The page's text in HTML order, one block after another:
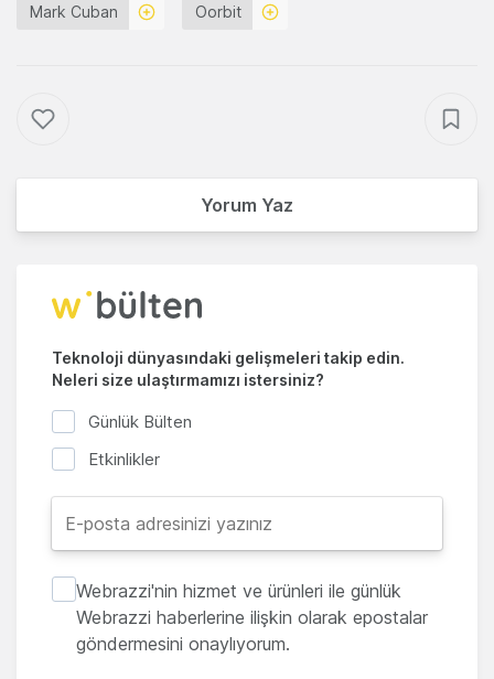
Mark Cuban Oorbit
Yorum Yaz
Teknoloji dünyasındaki gelişmeleri takip edin.
Neleri size ulaştırmamızı istersiniz?
Günlük Bülten
Etkinlikler
Webrazzi'nin hizmet ve ürünleri ile günlük
Webrazzi haberlerine ilişkin olarak epostalar
göndermesini onaylıyorum.